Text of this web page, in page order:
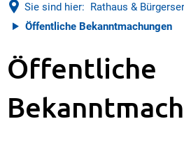
Sie sind hier: Rathaus &
Öffentliche Bekanntmachungen
Öffentliche
Öffentliche